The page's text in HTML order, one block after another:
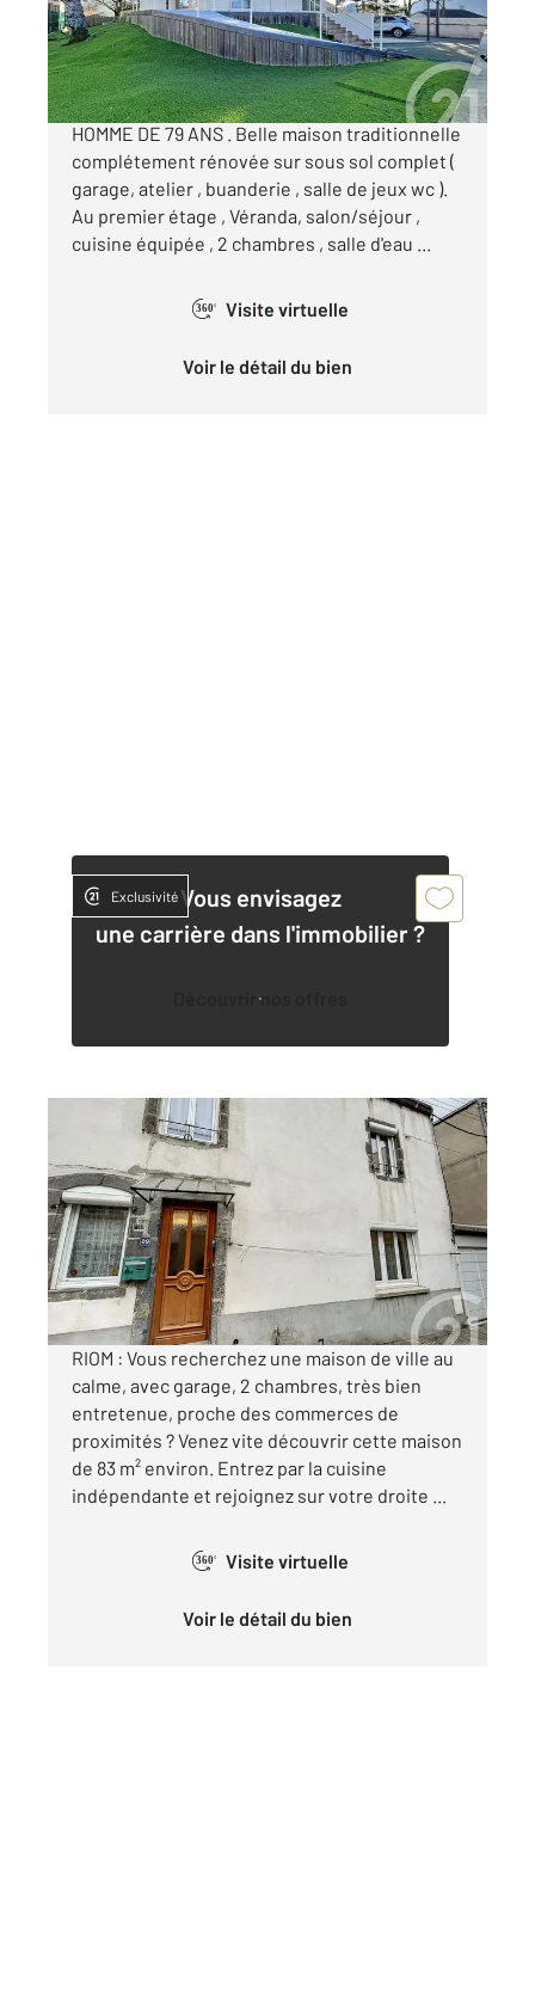
149 000 €
RIOM : VIAGER OCCUPE SUR UNE 1 TETE
HOMME DE 79 ANS . Belle maison traditionnelle
complétement rénovée sur sous sol complet (
garage, atelier , buanderie , salle de jeux wc ).
Au premier étage , Véranda, salon/séjour ,
cuisine équipée , 2 chambres , salle d'eau ...
360° Visite virtuelle
Voir le détail du bien
Vous envisagez
une carrière dans l'immobilier ?
Découvrir nos offres
Exclusivité
, 4 pièces
Ref : 23374
Maison à vendre
149 900 €
Visiter le site dédié
RIOM : Vous recherchez une maison de ville au
calme, avec garage, 2 chambres, très bien
entretenue, proche des commerces de
proximités ? Venez vite découvrir cette maison
de 83 m² environ. Entrez par la cuisine
indépendante et rejoignez sur votre droite ...
360° Visite virtuelle
Voir le détail du bien